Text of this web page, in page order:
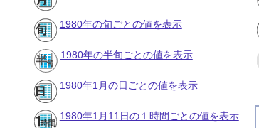
1980年の旬ごとの値を表示
1980年の半旬ごとの値を表示
1980年1月の日ごとの値を表示
1980年1月11日の１時間ごとの値を表示